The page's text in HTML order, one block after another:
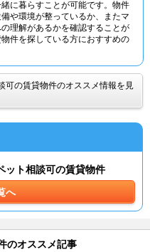
に暮らすことが可能です。物件
や環境が整っているか、またマ
理解があるかを確認することが
件を探している方におすすめの
可の賃貸物件のオススメ情報を見
ット相談可の賃貸物件
へ
のオススメ記事